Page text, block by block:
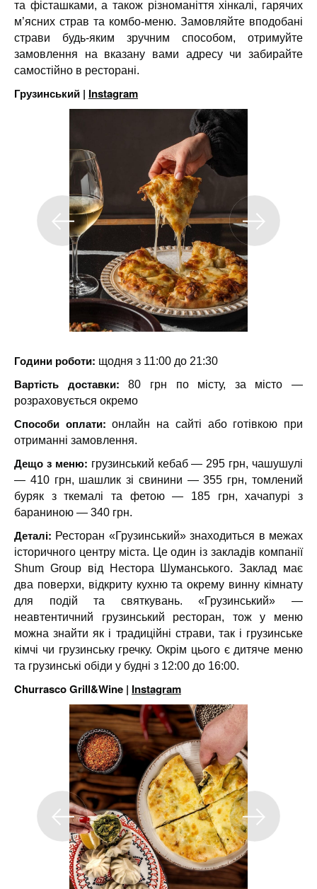
та фісташками, а також різноманіття хінкалі, гарячих
м’ясних страв та комбо-меню. Замовляйте вподобані
страви будь-яким зручним способом, отримуйте
замовлення на вказану вами адресу чи забирайте
самостійно в ресторані.
Грузинський | Instagram
Години роботи: щодня з 11:00 до 21:30
Вартість доставки:80 грн по місту, за місто —
розраховується окремо
Способи оплати:онлайн на сайті або готівкою при
отриманні замовлення.
Дещо з меню: грузинський кебаб — 295 грн, чашушулі
— 410 грн, шашлик зі свинини — 355 грн, томлений
буряк з ткемалі та фетою — 185 грн, хачапурі з
бараниною — 340 грн.
Деталі: Ресторан «Грузинський» знаходиться в межах
історичного центру міста. Це один із закладів компанії
Shum Group від Нестора Шуманського. Заклад має
два поверхи, відкриту кухню та окрему винну кімнату
для подій та святкувань. «Грузинський» —
неавтентичний грузинський ресторан, тож у меню
можна знайти як і традиційні страви, так і грузинське
кімчі чи грузинську гречку. Окрім цього є дитяче меню
та грузинські обіди у будні з 12:00 до 16:00.
Churrasco Grill&Wine | Instagram